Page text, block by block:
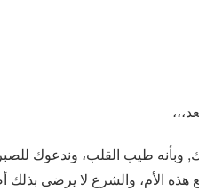
وبأنه طيب القلب، وندعوك
الأم، والشرع لا يرضى بذلك